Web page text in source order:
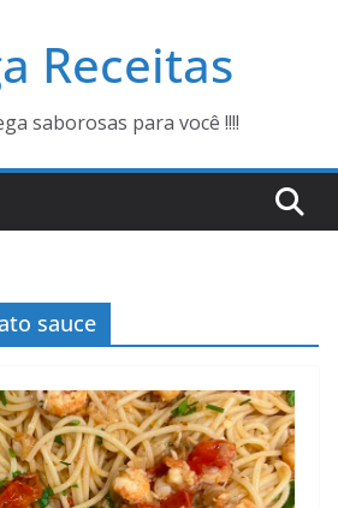
Receitas
saborosas para você !!!!
sauce